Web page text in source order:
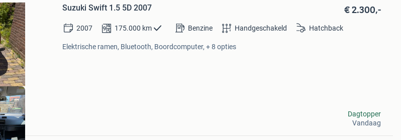
Mijn
Favorieten
Suzuki Swift 1.5 5D 2007 € 2.300,-
2007 175.000 km Benzine Handgeschakeld Hatchback
Elektrische ramen, Bluetooth, Boordcomputer, + 8 opties
Dagtopper
Vandaag